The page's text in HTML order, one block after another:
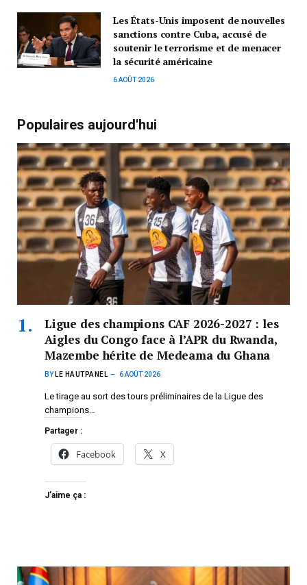
Les États-Unis imposent de nouvelles
sanctions contre Cuba, accusé de
soutenir le terrorisme et de menacer
la sécurité américaine
6 AOÛT 2026
Populaires aujourd'hui
Ligue des champions CAF 2026-2027 : les
Aigles du Congo face à l’APR du Rwanda,
Mazembe hérite de Medeama du Ghana
BY LE HAUTPANEL 6 AOÛT 2026
Le tirage au sort des tours préliminaires de la Ligue des
champions…
Partager :
Facebook X
J’aime ça :